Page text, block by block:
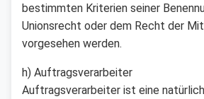
bestimmten Kriterien seiner
Unionsrecht oder dem Recht der
vorgesehen werden.
h) Auftragsverarbeiter
Auftragsverarbeiter ist eine